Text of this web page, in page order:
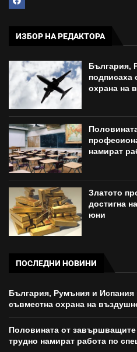
ИЗБОР НА РЕДАКТОРА
България,
подписаха
охрана на
намират
Златото
достигна
юни
ПОСЛЕДНИ НОВИНИ
България, Румъния и Испания
съвместна охрана на
Половината от
трудно намират работа по